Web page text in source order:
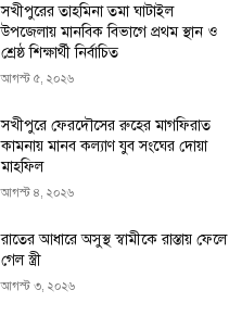
সখীপুরের তাহমিনা তমা ঘাটাইল
উপজেলায় মানবিক বিভাগে প্রথম স্থান ও
শ্রেষ্ঠ শিক্ষার্থী নির্বাচিত
আগস্ট ৫, ২০২৬
সখীপুরে ফেরদৌসের রুহের মাগফিরাত
কামনায় মানব কল্যাণ যুব সংঘের দোয়া
মাহফিল
আগস্ট ৪, ২০২৬
রাতের আধারে অসুস্থ স্বামীকে রাস্তায় ফেলে
গেল স্ত্রী
আগস্ট ৩, ২০২৬